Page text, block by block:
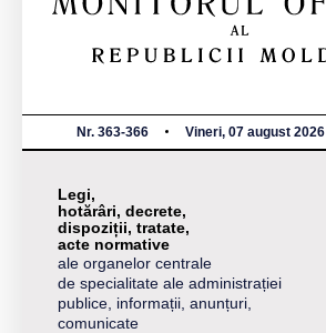
Nr. 363-366 Vineri, 07 august 2026
Legi,
hotărâri, decrete,
dispoziții, tratate,
acte normative
ale organelor centrale
de specialitate ale administrației
publice, informații, anunțuri,
comunicate